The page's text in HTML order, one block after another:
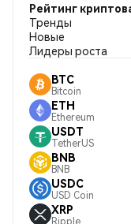
Рейтинг
Тренды
Новые
Лидеры роста
BTC
Bitcoin
ETH
Ethereum
USDT
TetherUS
BNB
BNB
USDC
USD Coin
XRP
Ripple